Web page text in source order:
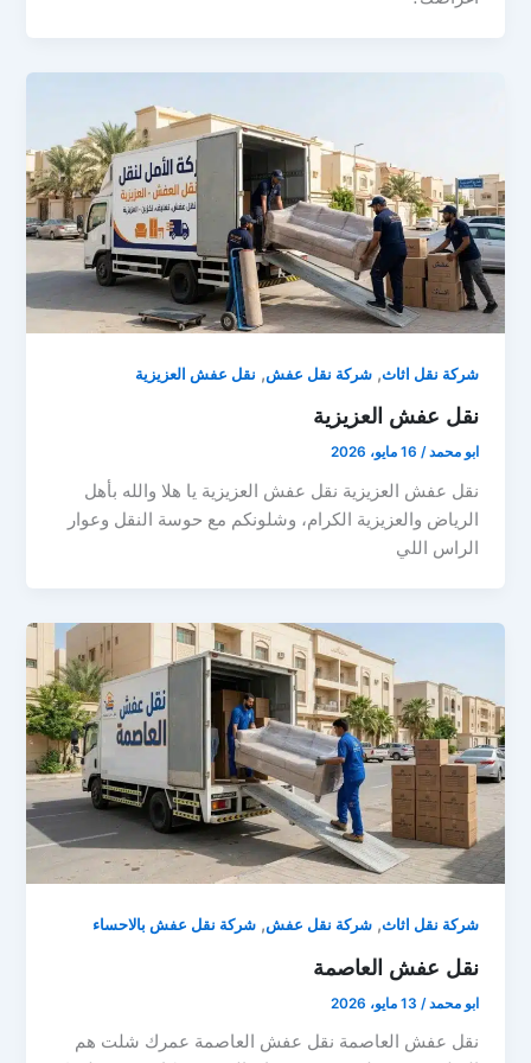
شركة نقل اثاث,شركة نقل عفش, نقل عفش العزيزية
نقل عفش العزيزية
ابو محمد/ 16 مايو، 2026
نقل عفش العزيزية نقل عفش العزيزية يا هلا والله بأهل
الرياض والعزيزية الكرام، وشلونكم مع حوسة النقل وعوار
الراس اللي
شركة نقل اثاث,شركة نقل عفش,شركة نقل عفش بالاحساء
نقل عفش العاصمة
ابو محمد/ 13 مايو، 2026
نقل عفش العاصمة نقل عفش العاصمة عمرك شلت هم